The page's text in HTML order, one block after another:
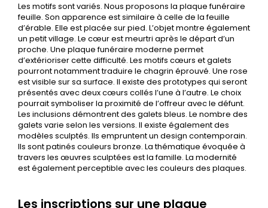
Les motifs sont variés. Nous proposons la plaque funéraire
feuille. Son apparence est similaire à celle de la feuille
d’érable. Elle est placée sur pied. L’objet montre également
un petit village. Le cœur est meurtri après le départ d’un
proche. Une plaque funéraire moderne permet
d’extérioriser cette difficulté. Les motifs cœurs et galets
pourront notamment traduire le chagrin éprouvé. Une rose
est visible sur sa surface. Il existe des prototypes qui seront
présentés avec deux cœurs collés l’une à l’autre. Le choix
pourrait symboliser la proximité de l’offreur avec le défunt.
Les inclusions démontrent des galets bleus. Le nombre des
galets varie selon les versions. Il existe également des
modèles sculptés. Ils empruntent un design contemporain.
Ils sont patinés couleurs bronze. La thématique évoquée à
travers les œuvres sculptées est la famille. La modernité
est également perceptible avec les couleurs des plaques.
Les inscriptions sur une plaque